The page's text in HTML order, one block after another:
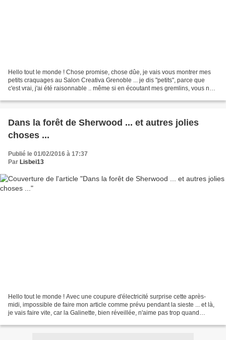
Hello tout le monde ! Chose promise, chose dûe, je vais vous montrer mes
petits craquages au Salon Creativa Grenoble ... je dis "petits", parce que
c'est vrai, j'ai été raisonnable .. même si en écoutant mes gremlins, vous ne
Dans la forêt de Sherwood ... et autres jolies
choses ...
Publié le 01/02/2016 à 17:37
Par Lisbei13
Hello tout le monde ! Avec une coupure d'électricité surprise cette après-
midi, impossible de faire mon article comme prévu pendant la sieste ... et là,
je vais faire vite, car la Galinette, bien réveillée, n'aime pas trop quand